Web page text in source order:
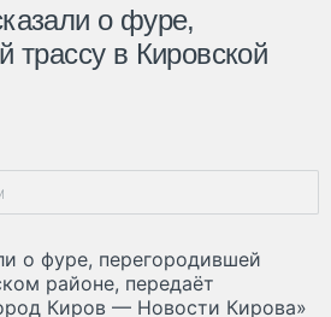
о фуре,
трассу в Кировской
о фуре, перегородившей
районе, передаёт
Киров — Новости Кирова»